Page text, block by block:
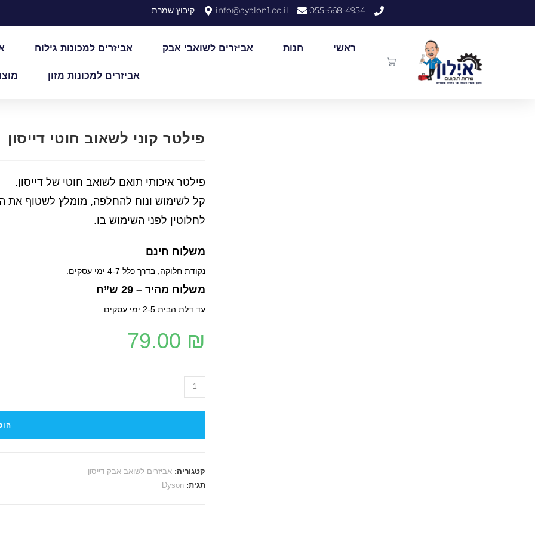
055-668-4954
info@ayalon1.co.il קיבוץ שמרת
ראשי חנות אביזרים לשואבי אבק אביזרים למכונות גילוח
אביזרים למכונות מזון
פילטר קוני לשאוב חוטי דייסון
פילטר איכותי תואם לשואב חוטי של דייסון.
קל לשימוש ונוח להחלפה, מומלץ לשטוף את
לחלוטין לפני השימוש בו.
משלוח חינם
נקודת חלוקה, בדרך כלל 4-7 ימי עסקים.
משלוח מהיר – 29 ש”ח
עד דלת הבית 2-5 ימי עסקים.
79.00 ₪
קטגוריה: אביזרים לשואב אבק דייסון
תגית: Dyson